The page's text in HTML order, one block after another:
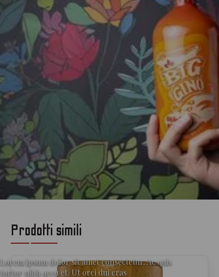
per gli amanti del gin
Lorem ipsum dolor sit amet consectetur. Ac quis
tortor nibh arcu et. Ut orci dui cras
Prodotti simili